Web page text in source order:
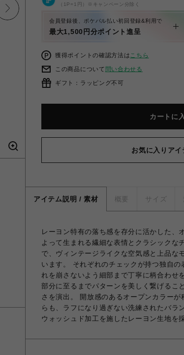
（1P=1円）※キャンペーン分除く
会員登録後、ポケパル払い初回登録&利用で
最大1,500円分ポイント進呈
獲得ポイントの確認方法はこちら
この商品について 問い合わせる
ギフト：ラッピング不可
カートに
お気に入りアイ
アイテム説明 / 素材 概要 サイズ
レーヨン特有の落ち感を存分に活かした、
よって生まれる繊細な表情とクラシックな
で、ヴィンテージライクな空気感と上品な
います。 それぞれのチェックが持つ独自
れを崩さないよう細部まで丁寧に柄合わせ
部分に至るまでパターンを美しく繋げるこ
さを演出。 開放感のあるオープンカラー
らも、ラフになり過ぎない洗練されたバラ
ウォッシュド加工を施したレーヨン生地を